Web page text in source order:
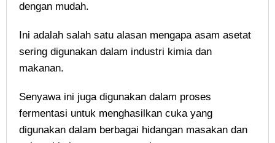
dengan mudah.
Ini adalah salah satu alasan mengapa asam asetat
sering digunakan dalam industri kimia dan
makanan.
Senyawa ini juga digunakan dalam proses
fermentasi untuk menghasilkan cuka yang
digunakan dalam berbagai hidangan masakan dan